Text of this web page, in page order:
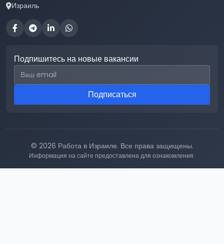
Израиль
Подпишитесь на новые вакансии
Email для подписки
Подписаться
© 2026 Работа в Израиле. Все права защищены.
Информация на сайте предоставлена для ознакомления.